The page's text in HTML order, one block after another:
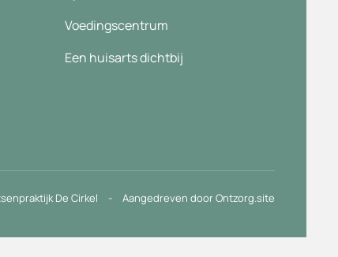
Voedingscentrum
Een huisarts dichtbij
De Cirkel - Aangedreven door Ontzorg.site